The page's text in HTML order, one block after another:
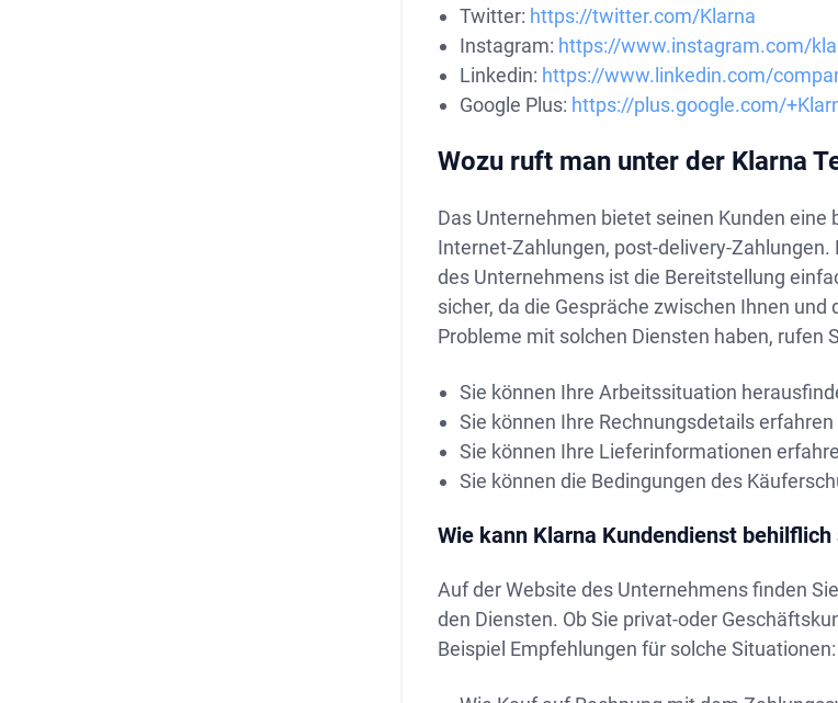
Twitter: https://twitter.com/Klarna
Instagram: https://www.instagram.com/
Linkedin: https://www.linkedin.com/
Google Plus: https://plus.google.com/
Wozu ruft man unter der Klarna
Das Unternehmen bietet seinen Kunden
Internet-Zahlungen, post-delivery-
des Unternehmens ist die Bereitstellung
sicher, da die Gespräche zwischen Ihnen
Probleme mit solchen Diensten haben, rufen
Sie können Ihre Arbeitssituation
Sie können Ihre Rechnungsdetails
Sie können Ihre Lieferinformationen
Sie können die Bedingungen des
Wie kann Klarna Kundendienst behilflich
Auf der Website des Unternehmens finden
den Diensten. Ob Sie privat-oder
Beispiel Empfehlungen für solche Situationen: